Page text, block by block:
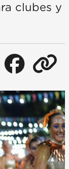
clubes y